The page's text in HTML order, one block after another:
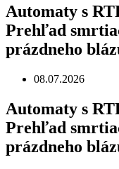
Automaty s
Prehľad
prázdneho
08.07.2026
Automaty s
Prehľad
prázdneho